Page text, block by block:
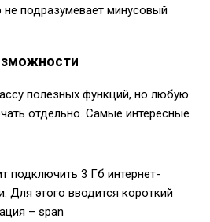
не подразумевает минусовый
полезных функций, но любую
отдельно. Самые интересные
подключить 3 Гб интернет-
Для этого вводится короткий
– span